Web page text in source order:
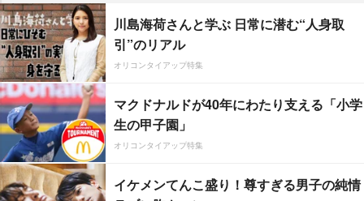
川島海荷さんと学ぶ 日常に潜む“人身取
引”のリアル
オリコンタイアップ特集
マクドナルドが40年にわたり支える「小学
生の甲子園」
オリコンタイアップ特集
イケメンてんこ盛り！尊すぎる男子の純情